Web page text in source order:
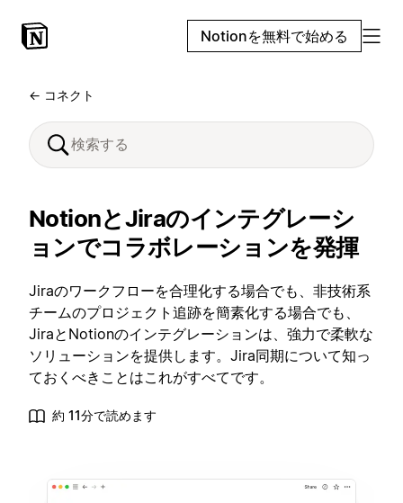
Notionを無料で始める
← コネクト
NotionとJiraのインテグレーシ
ョンでコラボレーションを発揮
Jiraのワークフローを合理化する場合でも、非技術系
チームのプロジェクト追跡を簡素化する場合でも、
JiraとNotionのインテグレーションは、強力で柔軟な
ソリューションを提供します。Jira同期について知っ
ておくべきことはこれがすべてです。
約 11分で読めます